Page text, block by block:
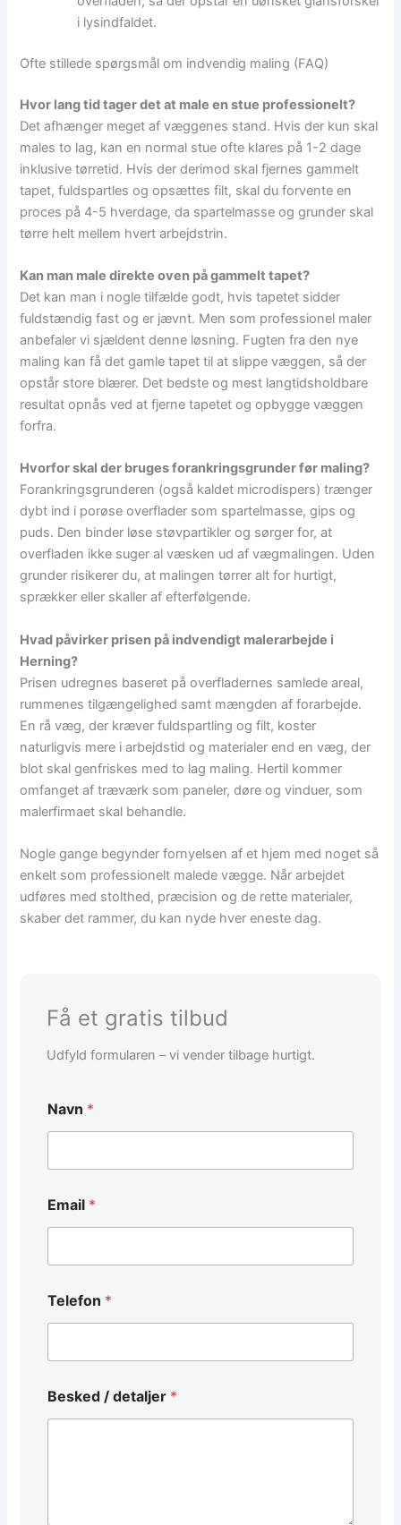
i lysindfaldet.
Ofte stillede spørgsmål om indvendig maling (FAQ)
Hvor lang tid tager det at male en stue professionelt?
Det afhænger meget af væggenes stand. Hvis der kun skal
males to lag, kan en normal stue ofte klares på 1-2 dage
inklusive tørretid. Hvis der derimod skal fjernes gammelt
tapet, fuldspartles og opsættes filt, skal du forvente en
proces på 4-5 hverdage, da spartelmasse og grunder skal
tørre helt mellem hvert arbejdstrin.
Kan man male direkte oven på gammelt tapet?
Det kan man i nogle tilfælde godt, hvis tapetet sidder
fuldstændig fast og er jævnt. Men som professionel maler
anbefaler vi sjældent denne løsning. Fugten fra den nye
maling kan få det gamle tapet til at slippe væggen, så der
opstår store blærer. Det bedste og mest langtidsholdbare
resultat opnås ved at fjerne tapetet og opbygge væggen
forfra.
Hvorfor skal der bruges forankringsgrunder før maling?
Forankringsgrunderen (også kaldet microdispers) trænger
dybt ind i porøse overflader som spartelmasse, gips og
puds. Den binder løse støvpartikler og sørger for, at
overfladen ikke suger al væsken ud af vægmalingen. Uden
grunder risikerer du, at malingen tørrer alt for hurtigt,
sprækker eller skaller af efterfølgende.
Hvad påvirker prisen på indvendigt malerarbejde i
Herning?
Prisen udregnes baseret på overfladernes samlede areal,
rummenes tilgængelighed samt mængden af forarbejde.
En rå væg, der kræver fuldspartling og filt, koster
naturligvis mere i arbejdstid og materialer end en væg, der
blot skal genfriskes med to lag maling. Hertil kommer
omfanget af træværk som paneler, døre og vinduer, som
malerfirmaet skal behandle.
Nogle gange begynder fornyelsen af et hjem med noget så
enkelt som professionelt malede vægge. Når arbejdet
udføres med stolthed, præcision og de rette materialer,
skaber det rammer, du kan nyde hver eneste dag.
Få et gratis tilbud
Udfyld formularen – vi vender tilbage hurtigt.
Navn *
Email *
d
e
j
e
r
Telefon *
Besked / detaljer *